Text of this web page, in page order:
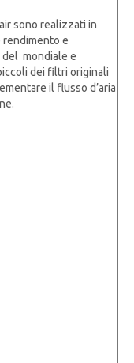
sono realizzati in
rendimento e
mondiale e
dei filtri originali
il flusso d’aria